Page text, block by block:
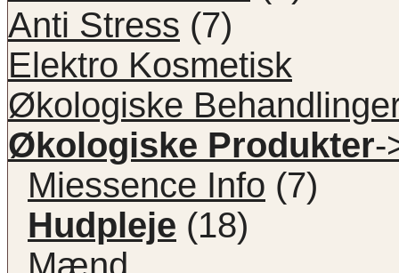
Anti Stress (7)
Elektro Kosmetisk
Økologiske
Økologiske Produkter-
Miessence Info (7)
Hudpleje (18)
Mænd